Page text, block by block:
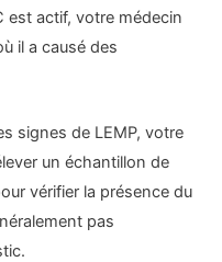
est actif, votre médecin
il a causé des
signes de LEMP, votre
un échantillon de
vérifier la présence du
pas